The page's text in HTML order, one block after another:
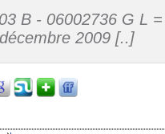
B - 06002736 G L
2009 [..]